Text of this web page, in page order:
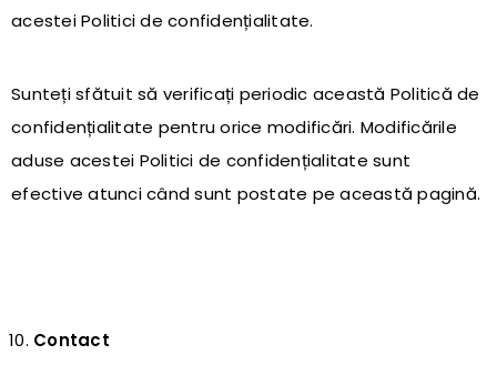
acestei Politici de confidențialitate.
Sunteți sfătuit să verificați periodic această Politică de
confidențialitate pentru orice modificări. Modificările
aduse acestei Politici de confidențialitate sunt
efective atunci când sunt postate pe această pagină.
Contact